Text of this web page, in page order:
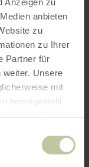
anbieten
zu
zu Ihrer
Partner für
weiter. Unsere
mit
bereitgestellt
vous
17h00
moment